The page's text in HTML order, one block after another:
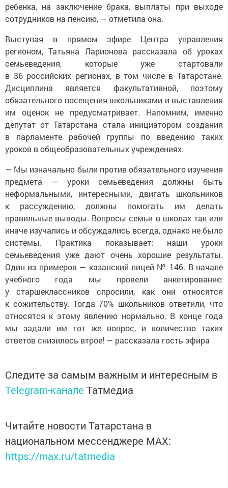
ребенка, на заключение брака, выплаты при выходе
сотрудников на пенсию, — отметила она.
Выступая в прямом эфире Центра управления
регионом, Татьяна Ларионова рассказала об уроках
семьеведения, которые уже стартовали
в 36 российских регионах, в том числе в Татарстане.
Дисциплина является факультативной, поэтому
обязательного посещения школьниками и выставления
им оценок не предусматривает. Напомним, именно
депутат от Татарстана стала инициатором создания
в парламенте рабочей группы по введению таких
уроков в общеобразовательных учреждениях.
— Мы изначально были против обязательного изучения
предмета — уроки семьеведения должны быть
неформальными, интересными, двигать школьников
к рассуждению, должны помогать им делать
правильные выводы. Вопросы семьи в школах так или
иначе изучались и обсуждались всегда, однако не было
системы. Практика показывает: наши уроки
семьеведения уже дают очень хорошие результаты.
Один из примеров — казанский лицей № 146. В начале
учебного года мы провели анкетирование:
у старшеклассников спросили, как они относятся
к сожительству. Тогда 70% школьников ответили, что
относятся к этому явлению нормально. В конце года
мы задали им тот же вопрос, и количество таких
ответов снизилось втрое! — рассказала гость эфира
Следите за самым важным и интересным в
Telegram-канале Татмедиа
Читайте новости Татарстана в
национальном мессенджере MАХ:
https://max.ru/tatmedia